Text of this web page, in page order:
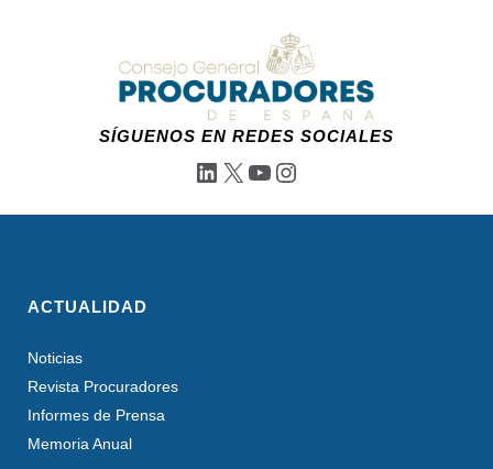
SÍGUENOS EN REDES SOCIALES
LinkedIn
X YouTube
Instagram
ACTUALIDAD
Noticias
Revista Procuradores
Informes de Prensa
Memoria Anual